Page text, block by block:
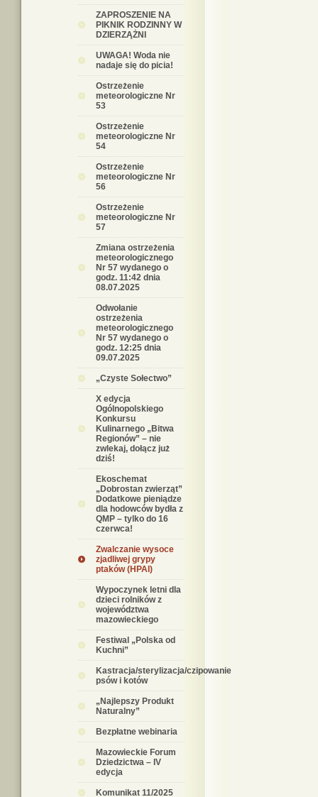
ZAPROSZENIE NA
PIKNIK RODZINNY W
DZIERZĄŻNI
UWAGA! Woda nie
nadaje się do picia!
Ostrzeżenie
meteorologiczne Nr
53
Ostrzeżenie
meteorologiczne Nr
54
Ostrzeżenie
meteorologiczne Nr
56
Ostrzeżenie
meteorologiczne Nr
57
Zmiana ostrzeżenia
meteorologicznego
Nr 57 wydanego o
godz. 11:42 dnia
08.07.2025
Odwołanie
ostrzeżenia
meteorologicznego
Nr 57 wydanego o
godz. 12:25 dnia
09.07.2025
„Czyste Sołectwo”
X edycja
Ogólnopolskiego
Konkursu
Kulinarnego „Bitwa
Regionów” – nie
zwlekaj, dołącz już
dziś!
Ekoschemat
„Dobrostan zwierząt”
Dodatkowe pieniądze
dla hodowców bydła z
QMP – tylko do 16
czerwca!
Zwalczanie wysoce
zjadliwej grypy
ptaków (HPAI)
Wypoczynek letni dla
dzieci rolników z
województwa
mazowieckiego
Festiwal „Polska od
Kuchni”
Kastracja/sterylizacja/czipowanie
psów i kotów
„Najlepszy Produkt
Naturalny”
Bezpłatne webinaria
Mazowieckie Forum
Dziedzictwa – IV
edycja
Komunikat 11/2025